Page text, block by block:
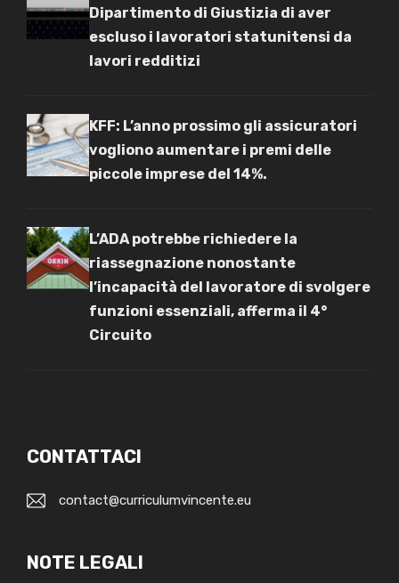
Dipartimento di Giustizia di aver
escluso i lavoratori statunitensi da
lavori redditizi
KFF: L’anno prossimo gli assicuratori
vogliono aumentare i premi delle
piccole imprese del 14%.
L’ADA potrebbe richiedere la
riassegnazione nonostante
l’incapacità del lavoratore di svolgere
funzioni essenziali, afferma il 4°
Circuito
CONTATTACI
contact@curriculumvincente.eu
NOTE LEGALI